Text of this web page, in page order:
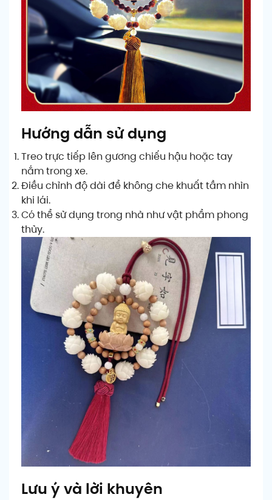
Hướng dẫn sử dụng
Treo trực tiếp lên gương chiếu hậu hoặc tay
nắm trong xe.
Điều chỉnh độ dài để không che khuất tầm nhìn
khi lái.
Có thể sử dụng trong nhà như vật phẩm phong
thủy.
Lưu ý và lời khuyên